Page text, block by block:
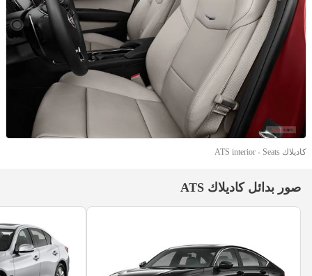
كاديلاك ATS interior - Seats
صور بدائل كاديلاك ATS